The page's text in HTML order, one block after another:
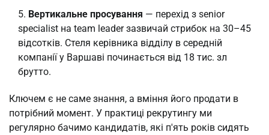
Вертикальне просування — перехід з senior
specialist на team leader зазвичай стрибок на 30–45
відсотків. Стеля керівника відділу в середній
компанії у Варшаві починається від 18 тис. зл
брутто.
Ключем є не саме знання, а вміння його продати в
потрібний момент. У практиці рекрутингу ми
регулярно бачимо кандидатів, які п'ять років сидять